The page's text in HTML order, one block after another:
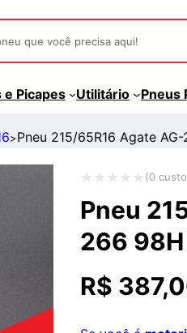
e Picapes Utilitário Pneus
>Pneu 215/65R16 Agate
Avaliação
0
de
(0
Pneu
266 98H
R$